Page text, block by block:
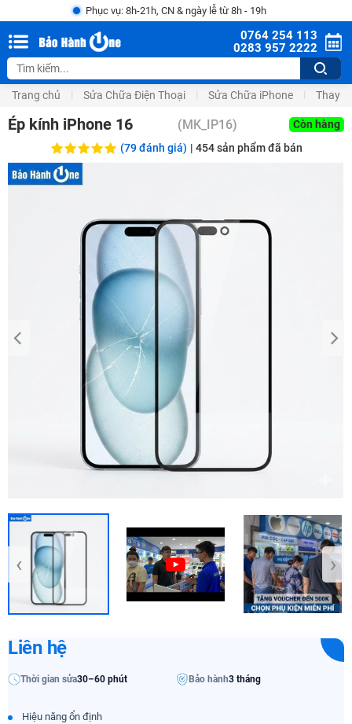
Phục vụ: 8h-21h, CN & ngày lễ từ 8h - 19h
0764 254 113
0283 957 2222
Trang chủ Sửa Chữa Điện Thoại Sửa Chữa iPhone Thay
Ép kính iPhone 16 (MK_IP16)
Còn hàng
(79 đánh giá) | 454sản phẩm đã bán
‹ ›
Liên hệ
Thời gian sửa30–60 phút Bảo hành3 tháng
Hiệu năng ổn định